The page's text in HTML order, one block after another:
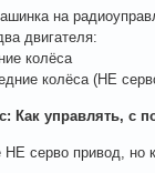
на
двигателя:
колёса
колёса (НЕ
Как управлять, с
серво привод, но